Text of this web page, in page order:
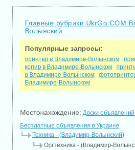
Главные рубрики UkrGo.COM
Волынский
Популярные запросы:
принтер в Владимире-Волынском
копир в Владимире-Волынском
в Владимире-Волынском
Владимире-Волынском
Местонахождение: Доски
Бесплатные объявления в Украине
Техника - (Владимир-Волынский)
Оргтехника - (Владимир-